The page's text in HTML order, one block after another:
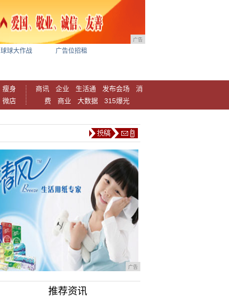
广告
球球大作战 广告位招租
瘦身
微店
商讯 企业 生活通 发布会场
消
费
商业 大数据 315爆光
广告
推荐资讯